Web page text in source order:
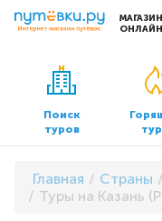
МАГАЗИН
Сервисы
Бронирование отелей
Трансфер
Поиск
туров
Главная Страны
Туры на Казань